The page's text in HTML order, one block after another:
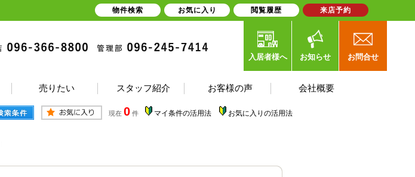
入居者様へ お知らせ お問合せ
売りたい スタッフ紹介 お客様の声 会社概要
現在 0 件 マイ条件の活用法 お気に入りの活用法
物件検索 お気に入り 閲覧履歴 来店予約